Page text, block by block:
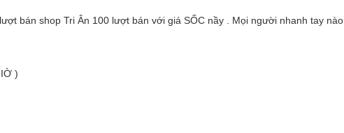
bán shop Tri Ân 100 lượt bán với giá SỐC nầy . Mọi người nhanh tay nào.
)